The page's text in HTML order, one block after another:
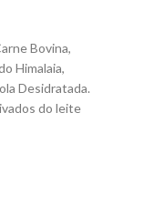
Bovina,
Himalaia,
Desidratada.
do leite